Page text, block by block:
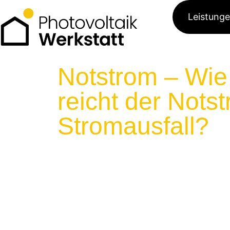
Notstrom –
reicht der
Stromausfall?